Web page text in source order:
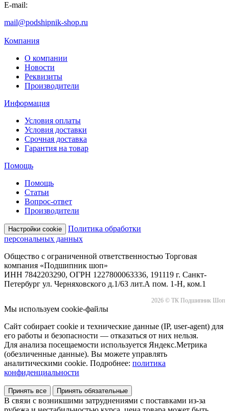
E-mail:
mail@podshipnik-shop.ru
Компания
О компании
Новости
Реквизиты
Производители
Информация
Условия оплаты
Условия доставки
Срочная доставка
Гарантия на товар
Помощь
Помощь
Статьи
Вопрос-ответ
Производители
Настройки cookie
Политика обработки
персональных данных
Общество с ограниченной ответственностью Торговая
компания «Подшипник шоп»
ИНН 7842203290, ОГРН 1227800063336, 191119 г. Санкт-
Петербург ул. Черняховского д.1/63 лит.А пом. 1-Н, ком.1
2026 © ТК Подшипник Шоп
Мы используем cookie-файлы
Сайт собирает cookie и технические данные (IP, user-agent) для
его работы и безопасности — отказаться от них нельзя.
Для анализа посещаемости используется Яндекс.Метрика
(обезличенные данные). Вы можете управлять
аналитическими cookie. Подробнее: политика
конфиденциальности
Принять все Принять обязательные
В связи с возникшими затруднениями с поставками из-за